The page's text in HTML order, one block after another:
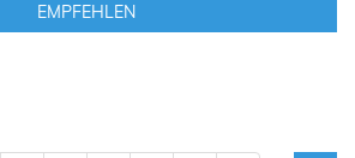
EMPFEHLEN